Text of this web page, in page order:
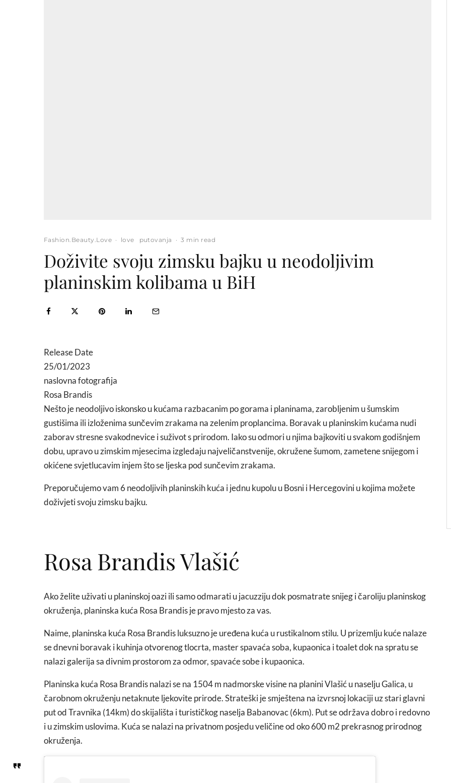
Fashion.Beauty.Love · love putovanja · 3 min read
Doživite svoju zimsku bajku u neodoljivim
planinskim kolibama u BiH
Release Date
25/01/2023
naslovna fotografija
Rosa Brandis
Nešto je neodoljivo iskonsko u kućama razbacanim po gorama i planinama, zarobljenim u šumskim
gustišima ili izloženima sunčevim zrakama na zelenim proplancima. Boravak u planinskim kućama nudi
zaborav stresne svakodnevice i suživot s prirodom. Iako su odmori u njima bajkoviti u svakom godišnjem
dobu, upravo u zimskim mjesecima izgledaju najveličanstvenije, okružene šumom, zametene snijegom i
okićene svjetlucavim injem što se ljeska pod sunčevim zrakama.
Preporučujemo vam 6 neodoljivih planinskih kuća i jednu kupolu u Bosni i Hercegovini u kojima možete
doživjeti svoju zimsku bajku.
Rosa Brandis Vlašić
Ako želite uživati u planinskoj oazi ili samo odmarati u jacuzziju dok posmatrate snijeg i čaroliju planinskog
okruženja, planinska kuća Rosa Brandis je pravo mjesto za vas.
Naime, planinska kuća Rosa Brandis luksuzno je uređena kuća u rustikalnom stilu. U prizemlju kuće nalaze
se dnevni boravak i kuhinja otvorenog tlocrta, master spavaća soba, kupaonica i toalet dok na spratu se
nalazi galerija sa divnim prostorom za odmor, spavaće sobe i kupaonica.
Planinska kuća Rosa Brandis nalazi se na 1504 m nadmorske visine na planini Vlašić u naselju Galica, u
čarobnom okruženju netaknute ljekovite prirode. Strateški je smještena na izvrsnoj lokaciji uz stari glavni
put od Travnika (14km) do skijališta i turističkog naselja Babanovac (6km). Put se održava dobro i redovno
i u zimskim uslovima. Kuća se nalazi na privatnom posjedu veličine od oko 600 m2 prekrasnog prirodnog
okruženja.